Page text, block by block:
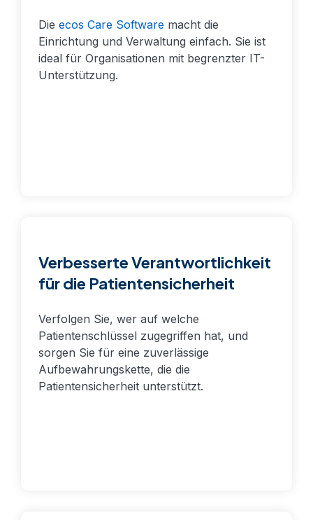
Die ecos Care Software macht die
Einrichtung und Verwaltung einfach. Sie ist
ideal für Organisationen mit begrenzter IT-
Unterstützung.
Verbesserte Verantwortlichkeit
für die Patientensicherheit
Verfolgen Sie, wer auf welche
Patientenschlüssel zugegriffen hat, und
sorgen Sie für eine zuverlässige
Aufbewahrungskette, die die
Patientensicherheit unterstützt.